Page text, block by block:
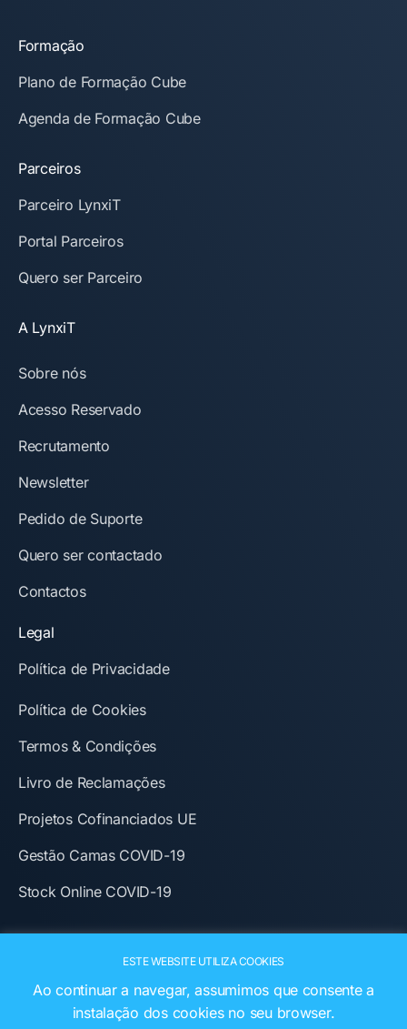
Formação
Plano de Formação Cube
Agenda de Formação Cube
Parceiros
Parceiro LynxiT
Portal Parceiros
Quero ser Parceiro
A LynxiT
Sobre nós
Acesso Reservado
Recrutamento
Newsletter
Pedido de Suporte
Quero ser contactado
Contactos
Legal
Política de Privacidade
Política de Cookies
Termos & Condições
Livro de Reclamações
Projetos Cofinanciados UE
Gestão Camas COVID-19
Stock Online COVID-19
ESTE WEBSITE UTILIZA COOKIES
Ao continuar a navegar, assumimos que consente a
instalação dos cookies no seu browser.